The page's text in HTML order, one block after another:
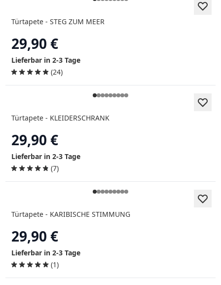
Türtapete - STEG ZUM MEER
29,90 €
Lieferbar in 2-3 Tage
(24)
Türtapete - KLEIDERSCHRANK
29,90 €
Lieferbar in 2-3 Tage
(7)
Türtapete - KARIBISCHE STIMMUNG
29,90 €
Lieferbar in 2-3 Tage
(1)